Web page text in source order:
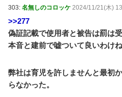
303: 名無しのコロッケ 2024/11/21(木)
>>277
偽証記載で使用者と被告は罰は
本音と建前で嘘ついて良いわけね
弊社は育児を許しませんと最初
らなかった。